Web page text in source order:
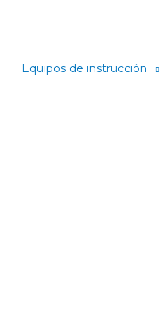
Equipos de instrucción